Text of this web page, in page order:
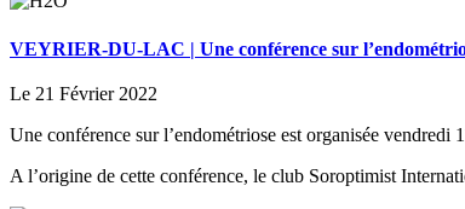
VEYRIER-DU-LAC | Une conférence sur
Le 21 Février 2022
Une conférence sur l’endométriose est organisée
A l’origine de cette conférence, le club Soroptimist